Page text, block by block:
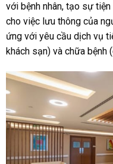
với bệnh nhân, tạo sự
cho việc lưu thông của
ứng với yêu cầu dịch vụ
khách sạn) và chữa bệnh